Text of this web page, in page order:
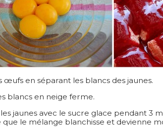
œufs en séparant les blancs des jaunes.
blancs en neige ferme.
jaunes avec le sucre glace pendant 3
que le mélange blanchisse et devienne